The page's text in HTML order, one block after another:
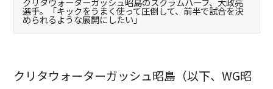
選手。「キックをうまく使って圧倒して、前半で試合を決
められるような展開にしたい」
クリタウォーターガッシュ昭島（以下、WG昭